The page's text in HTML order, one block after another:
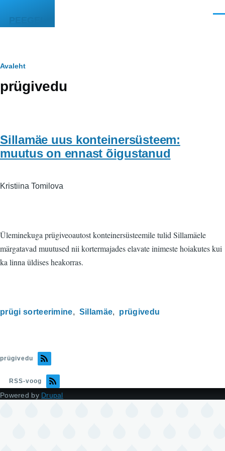
PEEGEL
Leivapuru
Avaleht
prügivedu
Sillamäe uus konteinersüsteem:
muutus on ennast õigustanud
Kristiina Tomilova
Üleminekuga prügiveoautost konteinersüsteemile tulid Sillamäele
märgatavad muutused nii kortermajades elavate inimeste hoiakutes kui
ka linna üldises heakorras.
prügi sorteerimine Sillamäe prügivedu
prügivedu
RSS-voog
Powered by Drupal